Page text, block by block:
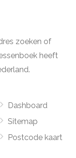
zoeken of
heeft
Dashboard
Sitemap
Postcode kaart